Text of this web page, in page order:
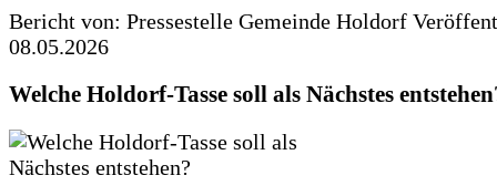
Bericht von: Pressestelle Gemeinde Holdorf
08.05.2026
Welche Holdorf-Tasse soll als Nächstes